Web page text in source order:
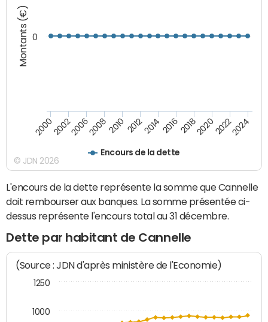
Montants (€)
Encours de la dette
20002002200620082010 2012201420162018202020222024
0
© JDN 2026
L'encours de la dette représente la somme que Cannelle
doit rembourser aux banques. La somme présentée ci-
dessus représente l'encours total au 31 décembre.
Dette par habitant de Cannelle
(Source : JDN d'après ministère de l'Economie)
1000
1250